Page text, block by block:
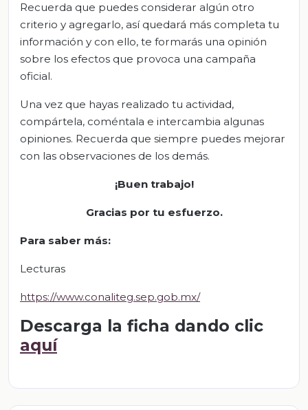
Recuerda que puedes considerar algún otro
criterio y agregarlo, así quedará más completa tu
información y con ello, te formarás una opinión
sobre los efectos que provoca una campaña
oficial.
Una vez que hayas realizado tu actividad,
compártela, coméntala e intercambia algunas
opiniones. Recuerda que siempre puedes mejorar
con las observaciones de los demás.
¡Buen trabajo!
Gracias por tu esfuerzo.
Para saber más:
Lecturas
https://www.conaliteg.sep.gob.mx/
Descarga la ficha dando clic
aquí